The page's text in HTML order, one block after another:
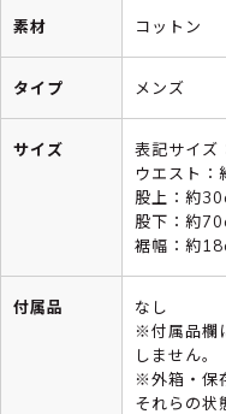
素材 コットン
タイプ メンズ
サイズ
表記サイズ
ウエスト：
股上：約
股下：約
裾幅：約
付属品
なし
※付属品欄
しません。
※外箱・保
それらの状